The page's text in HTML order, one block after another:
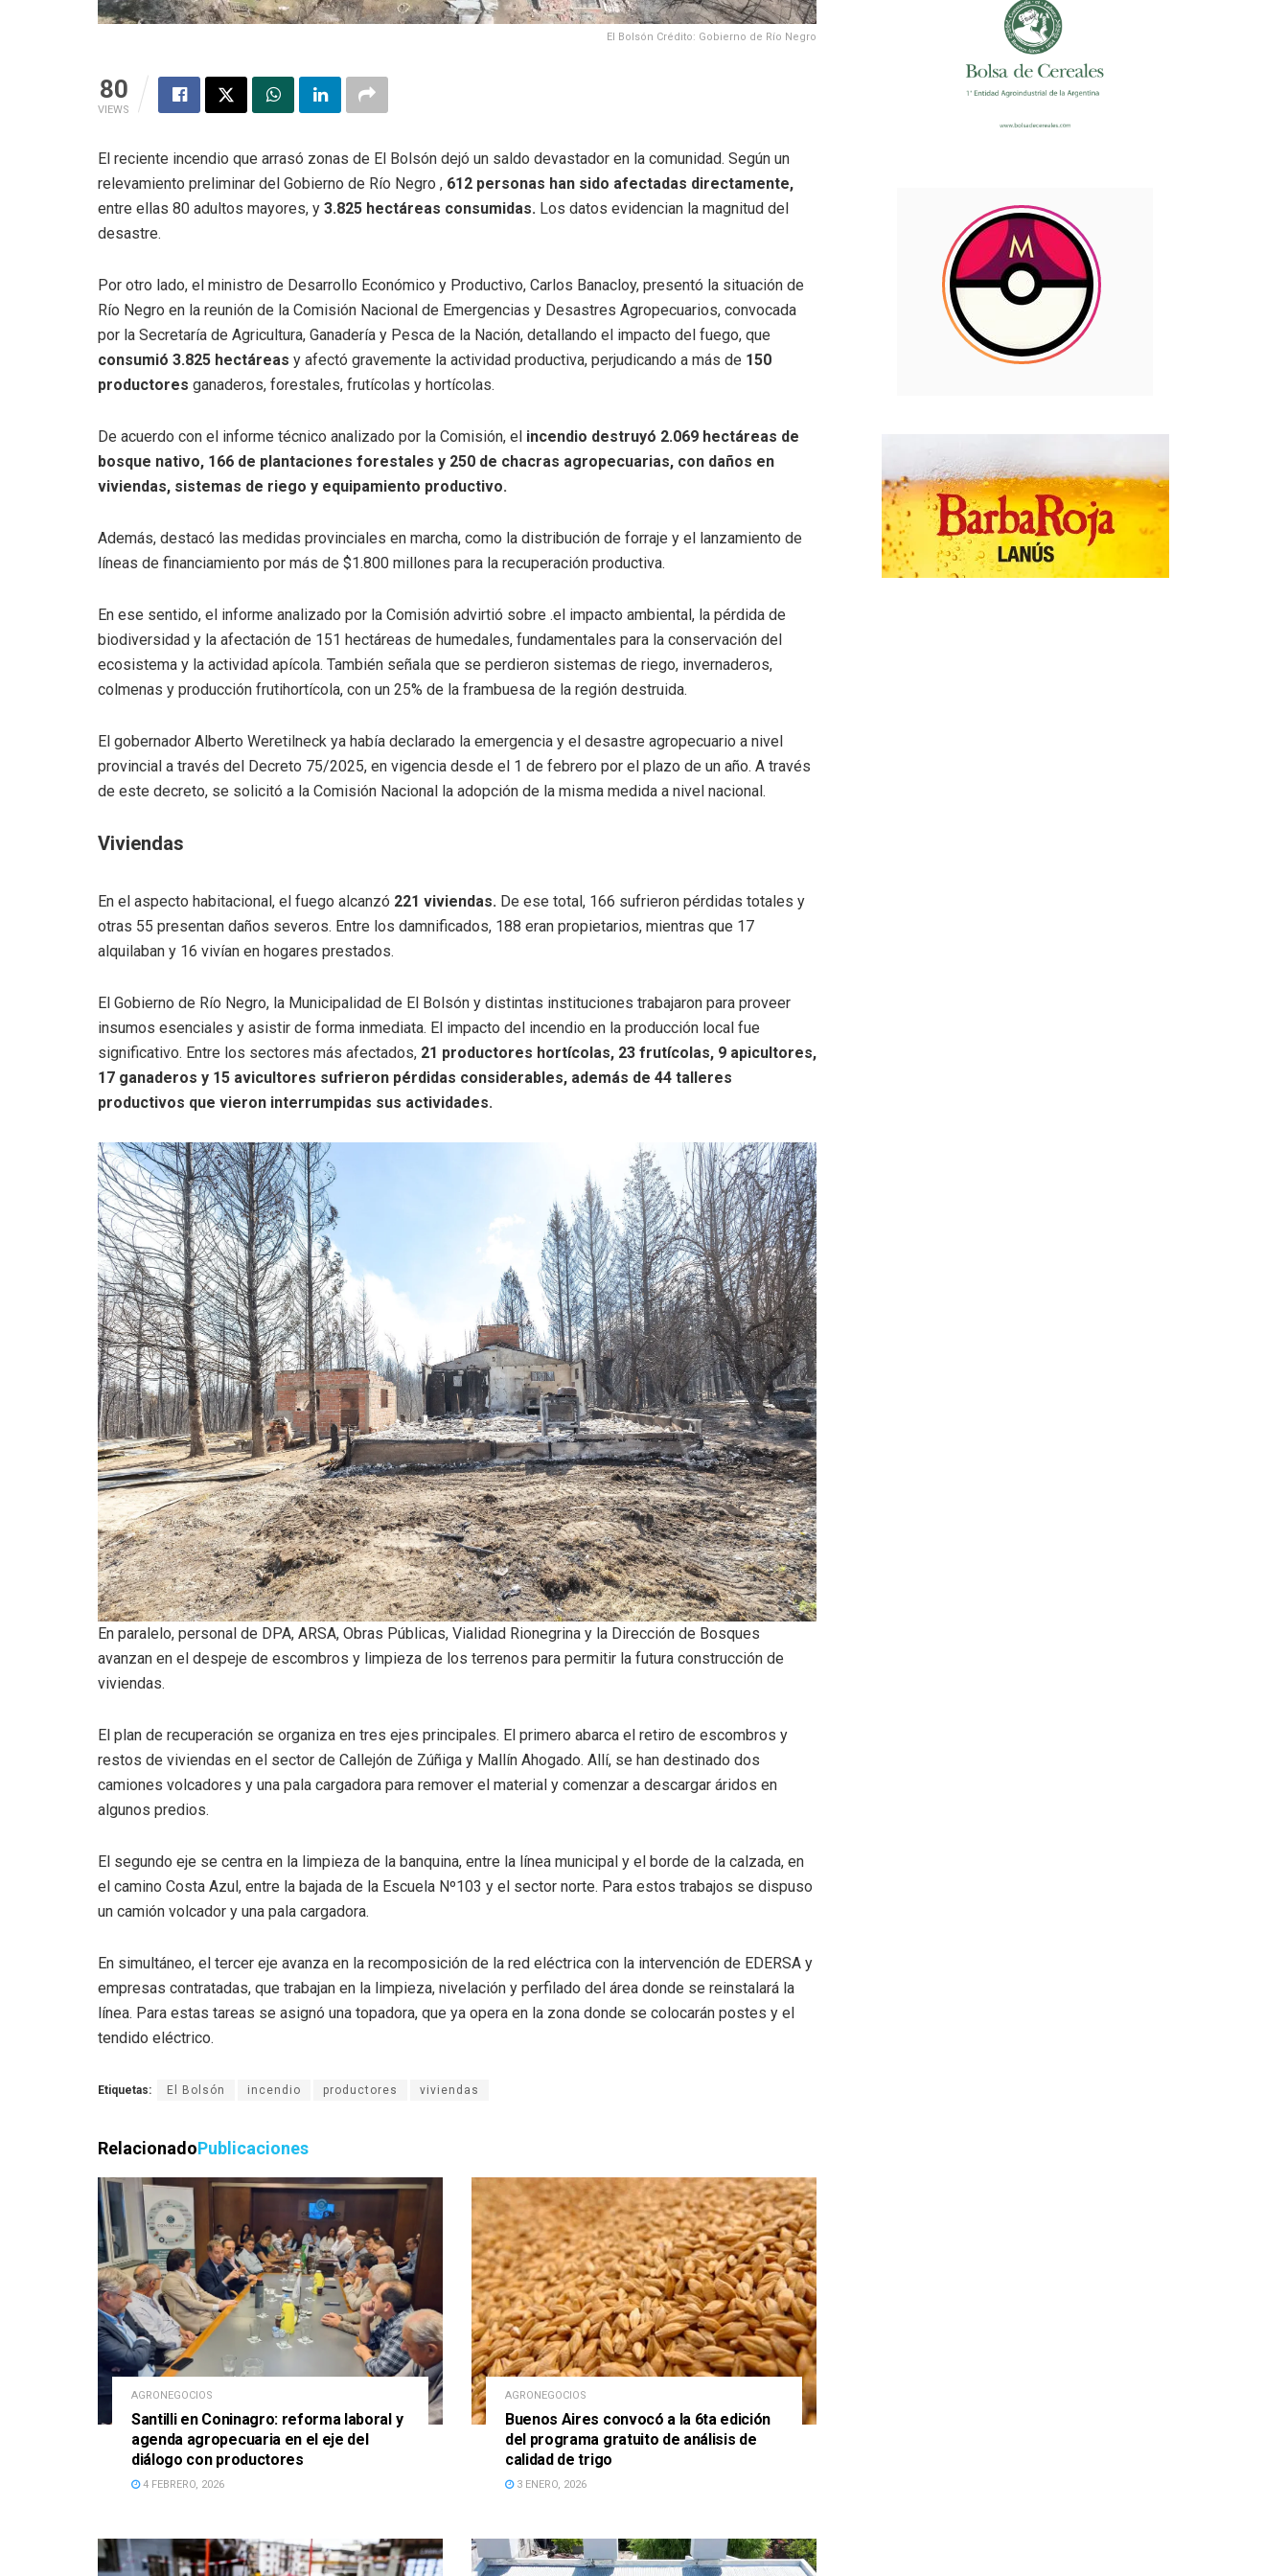
El Bolsón Crédito: Gobierno de Río Negro
80
VIEWS
El reciente incendio que arrasó zonas de El Bolsón dejó un saldo devastador en la comunidad. Según un
relevamiento preliminar del Gobierno de Río Negro , 612 personas han sido afectadas directamente,
entre ellas 80 adultos mayores, y 3.825 hectáreas consumidas. Los datos evidencian la magnitud del
desastre.
Por otro lado, el ministro de Desarrollo Económico y Productivo, Carlos Banacloy, presentó la situación de
Río Negro en la reunión de la Comisión Nacional de Emergencias y Desastres Agropecuarios, convocada
por la Secretaría de Agricultura, Ganadería y Pesca de la Nación, detallando el impacto del fuego, que
consumió 3.825 hectáreas y afectó gravemente la actividad productiva, perjudicando a más de 150
productores ganaderos, forestales, frutícolas y hortícolas.
De acuerdo con el informe técnico analizado por la Comisión, el incendio destruyó 2.069 hectáreas de
bosque nativo, 166 de plantaciones forestales y 250 de chacras agropecuarias, con daños en
viviendas, sistemas de riego y equipamiento productivo.
Además, destacó las medidas provinciales en marcha, como la distribución de forraje y el lanzamiento de
líneas de financiamiento por más de $1.800 millones para la recuperación productiva.
En ese sentido, el informe analizado por la Comisión advirtió sobre .el impacto ambiental, la pérdida de
biodiversidad y la afectación de 151 hectáreas de humedales, fundamentales para la conservación del
ecosistema y la actividad apícola. También señala que se perdieron sistemas de riego, invernaderos,
colmenas y producción frutihortícola, con un 25% de la frambuesa de la región destruida.
El gobernador Alberto Weretilneck ya había declarado la emergencia y el desastre agropecuario a nivel
provincial a través del Decreto 75/2025, en vigencia desde el 1 de febrero por el plazo de un año. A través
de este decreto, se solicitó a la Comisión Nacional la adopción de la misma medida a nivel nacional.
Viviendas
En el aspecto habitacional, el fuego alcanzó 221 viviendas. De ese total, 166 sufrieron pérdidas totales y
otras 55 presentan daños severos. Entre los damnificados, 188 eran propietarios, mientras que 17
alquilaban y 16 vivían en hogares prestados.
El Gobierno de Río Negro, la Municipalidad de El Bolsón y distintas instituciones trabajaron para proveer
insumos esenciales y asistir de forma inmediata. El impacto del incendio en la producción local fue
significativo. Entre los sectores más afectados, 21 productores hortícolas, 23 frutícolas, 9 apicultores,
17 ganaderos y 15 avicultores sufrieron pérdidas considerables, además de 44 talleres
productivos que vieron interrumpidas sus actividades.
En paralelo, personal de DPA, ARSA, Obras Públicas, Vialidad Rionegrina y la Dirección de Bosques
avanzan en el despeje de escombros y limpieza de los terrenos para permitir la futura construcción de
viviendas.
El plan de recuperación se organiza en tres ejes principales. El primero abarca el retiro de escombros y
restos de viviendas en el sector de Callejón de Zúñiga y Mallín Ahogado. Allí, se han destinado dos
camiones volcadores y una pala cargadora para remover el material y comenzar a descargar áridos en
algunos predios.
El segundo eje se centra en la limpieza de la banquina, entre la línea municipal y el borde de la calzada, en
el camino Costa Azul, entre la bajada de la Escuela Nº103 y el sector norte. Para estos trabajos se dispuso
un camión volcador y una pala cargadora.
En simultáneo, el tercer eje avanza en la recomposición de la red eléctrica con la intervención de EDERSA y
empresas contratadas, que trabajan en la limpieza, nivelación y perfilado del área donde se reinstalará la
línea. Para estas tareas se asignó una topadora, que ya opera en la zona donde se colocarán postes y el
tendido eléctrico.
Etiquetas: El Bolsón incendio productores viviendas
RelacionadoPublicaciones
AGRONEGOCIOS
Santilli en Coninagro: reforma laboral y
agenda agropecuaria en el eje del
diálogo con productores
4 FEBRERO, 2026
AGRONEGOCIOS
Buenos Aires convocó a la 6ta edición
del programa gratuito de análisis de
calidad de trigo
3 ENERO, 2026